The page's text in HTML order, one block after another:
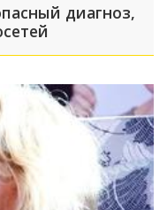
диагноз,